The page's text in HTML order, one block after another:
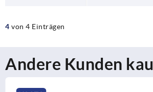
4 von 4 Einträgen
Andere Kunden